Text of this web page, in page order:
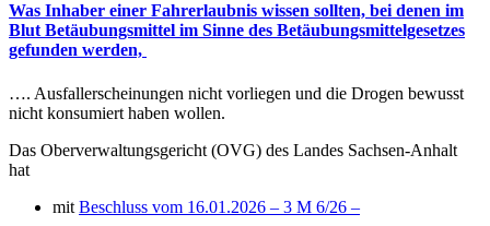
Was Inhaber einer Fahrerlaubnis wissen sollten, bei denen im
Blut Betäubungsmittel im Sinne des Betäubungsmittelgesetzes
gefunden werden,
…. Ausfallerscheinungen nicht vorliegen und die Drogen bewusst
nicht konsumiert haben wollen.
Das Oberverwaltungsgericht (OVG) des Landes Sachsen-Anhalt
hat
mit Beschluss vom 16.01.2026 – 3 M 6/26 –